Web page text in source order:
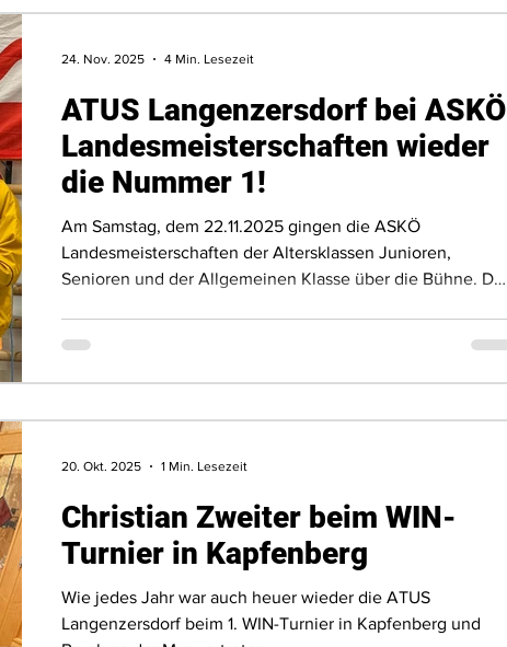
ATUS Langenzersdorf bei ASKÖ
Landesmeisterschaften wieder
die Nummer 1!
Am Samstag, dem 22.11.2025 gingen die ASKÖ
Landesmeisterschaften der Altersklassen Junioren,
Senioren und der Allgemeinen Klasse über die Bühne. Der
24. Nov. 2025 4 Min. Lesezeit
Christian Zweiter beim WIN-
Turnier in Kapfenberg
Wie jedes Jahr war auch heuer wieder die ATUS
Langenzersdorf beim 1. WIN-Turnier in Kapfenberg und
20. Okt. 2025 1 Min. Lesezeit